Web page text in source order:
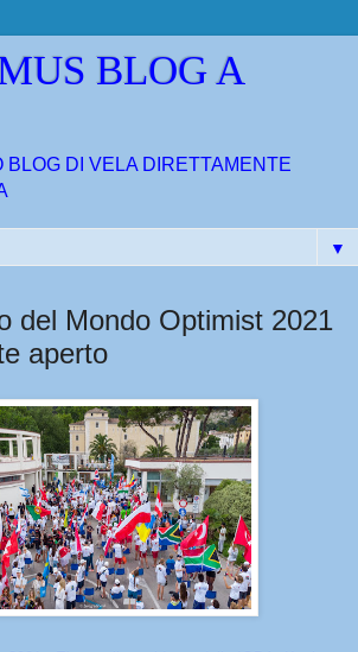
BLOG A
BLOG DI VELA DIRETTAMENTE
▼
del Mondo Optimist 2021
aperto